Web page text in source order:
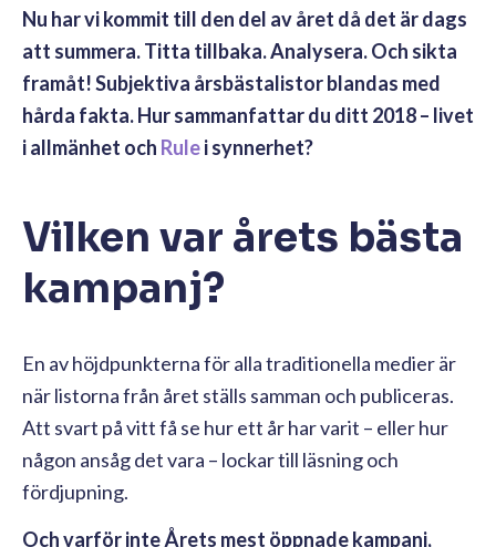
Nu har vi kommit till den del av året då det är dags
att summera. Titta tillbaka. Analysera. Och sikta
framåt! Subjektiva årsbästalistor blandas med
hårda fakta. Hur sammanfattar du ditt 2018 – livet
i allmänhet och Rulei synnerhet?
Vilken var årets bästa
kampanj?
En av höjdpunkterna för alla traditionella medier är
när listorna från året ställs samman och publiceras.
Att svart på vitt få se hur ett år har varit – eller hur
någon ansåg det vara – lockar till läsning och
fördjupning.
Och varför inte Årets mest öppnade kampanj,